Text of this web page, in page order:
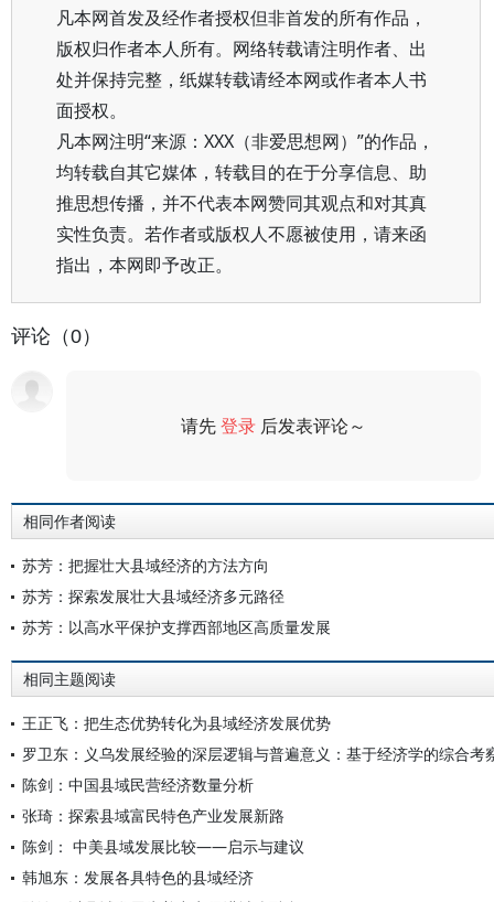
凡本网首发及经作者授权但非首发的所有作品，
版权归作者本人所有。网络转载请注明作者、出
处并保持完整，纸媒转载请经本网或作者本人书
面授权。
凡本网注明“来源：XXX（非爱思想网）”的作品，
均转载自其它媒体，转载目的在于分享信息、助
推思想传播，并不代表本网赞同其观点和对其真
实性负责。若作者或版权人不愿被使用，请来函
指出，本网即予改正。
评论（0）
请先登录 后发表评论～
相同作者阅读
苏芳：把握壮大县域经济的方法方向
苏芳：探索发展壮大县域经济多元路径
苏芳：以高水平保护支撑西部地区高质量发展
相同主题阅读
王正飞：把生态优势转化为县域经济发展优势
罗卫东：义乌发展经验的深层逻辑与普遍意义：基于经济学的综合考
陈剑：中国县域民营经济数量分析
张琦：探索县域富民特色产业发展新路
陈剑： 中美县域发展比较——启示与建议
韩旭东：发展各具特色的县域经济